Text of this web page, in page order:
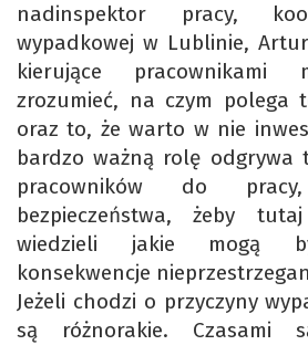
nadinspektor pracy,
wypadkowej w Lublinie,
kierujące pracownikami
zrozumieć, na czym polega
oraz to, że warto w nie
bardzo ważną rolę odgrywa
pracowników do
bezpieczeństwa, żeby
wiedzieli jakie mogą
konsekwencje
Jeżeli chodzi o przyczyny
są różnorakie. Czasami